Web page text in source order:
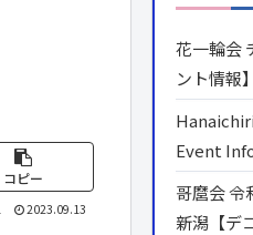
コピー
2023.09.13
花一輪会
ント情報】
Event
哥麿会 令
新潟【デ